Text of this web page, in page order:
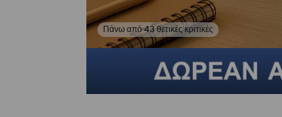
Πάνω από 43 θετικές κριτικές
Δες φωτογραφίες από αξιολογήσεις